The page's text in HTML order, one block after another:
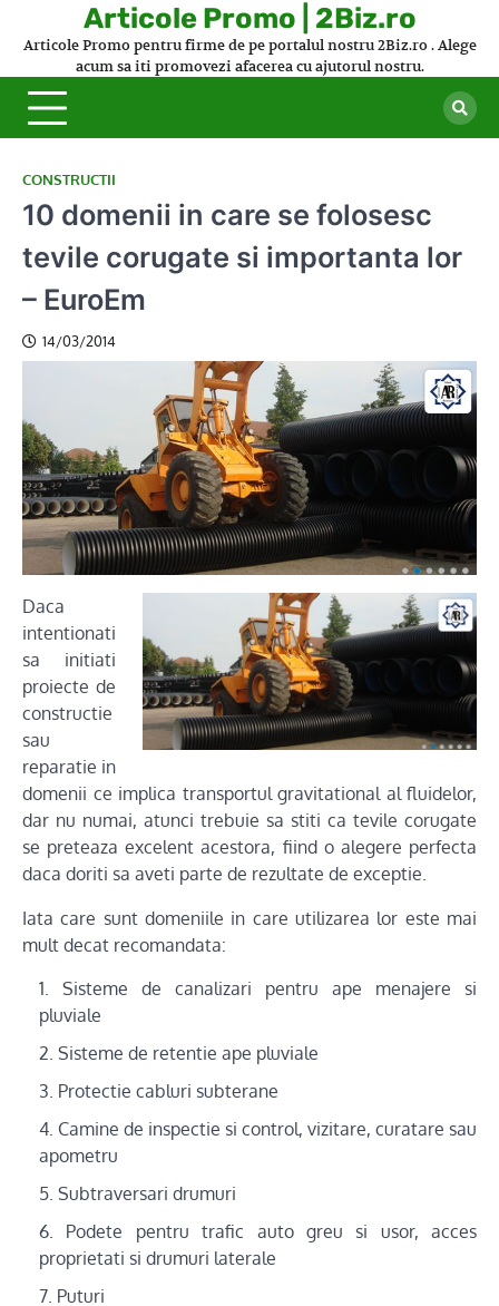
Articole Promo | 2Biz.ro
Articole Promo pentru firme de pe portalul nostru 2Biz.ro . Alege
acum sa iti promovezi afacerea cu ajutorul nostru.
CONSTRUCTII
10 domenii in care se folosesc
tevile corugate si importanta lor
– EuroEm
14/03/2014
Daca
intentionati
sa initiati
proiecte de
constructie
sau
reparatie in
domenii ce implica transportul gravitational al fluidelor,
dar nu numai, atunci trebuie sa stiti ca tevile corugate
se preteaza excelent acestora, fiind o alegere perfecta
daca doriti sa aveti parte de rezultate de exceptie.
Iata care sunt domeniile in care utilizarea lor este mai
mult decat recomandata:
Sisteme de canalizari pentru ape menajere si
pluviale
Sisteme de retentie ape pluviale
Protectie cabluri subterane
Camine de inspectie si control, vizitare, curatare sau
apometru
Subtraversari drumuri
Podete pentru trafic auto greu si usor, acces
proprietati si drumuri laterale
Puturi